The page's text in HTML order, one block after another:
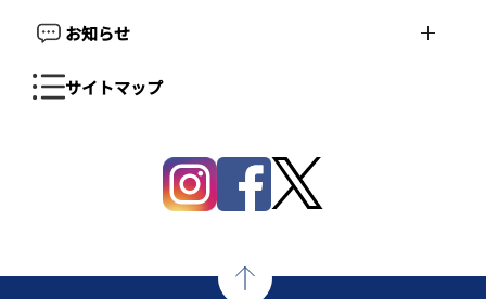
お知らせ
サイトマップ